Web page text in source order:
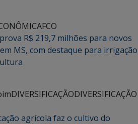
FCO
R$ 219,7 milhões para novos
MS, com destaque para irrigação
DIVERSIFICAÇÃODIVERSIFICAÇÃO
agrícola faz o cultivo do